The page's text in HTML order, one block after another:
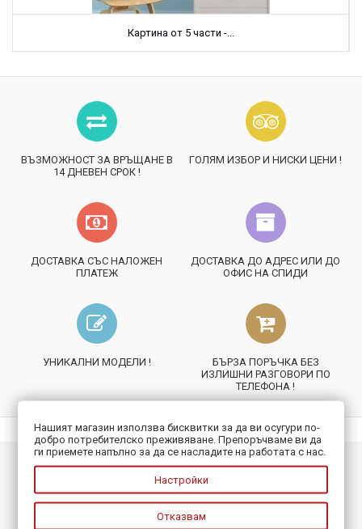
Картина от 5 части -...
ВЪЗМОЖНОСТ ЗА ВРЪЩАНЕ В
14 ДНЕВЕН СРОК !
ГОЛЯМ ИЗБОР И НИСКИ ЦЕНИ !
ДОСТАВКА СЪС НАЛОЖЕН
ПЛАТЕЖ
ДОСТАВКА ДО АДРЕС ИЛИ ДО
ОФИС НА СПИДИ
УНИКАЛНИ МОДЕЛИ !
БЪРЗА ПОРЪЧКА БЕЗ
ИЗЛИШНИ РАЗГОВОРИ ПО
ТЕЛЕФОНА !
ИНФОРМАЦИЯ
ПОЛЕЗНО
Нашият магазин използва бисквитки за да ви осугури по-
добро потребителско преживяване. Препоръчваме ви да
ги приемете напълно за да се насладите на работата с нас.
Настройки
Отказвам